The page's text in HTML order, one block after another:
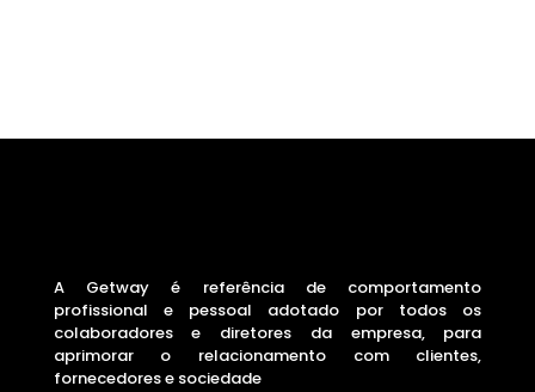
A Getway é referência de comportamento
profissional e pessoal adotado por todos os
colaboradores e diretores da empresa, para
aprimorar o relacionamento com clientes,
fornecedores e sociedade